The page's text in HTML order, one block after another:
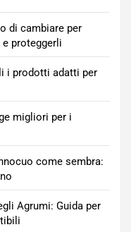
di cambiare per
proteggerli
i prodotti adatti per
migliori per i
come sembra:
Agrumi: Guida per